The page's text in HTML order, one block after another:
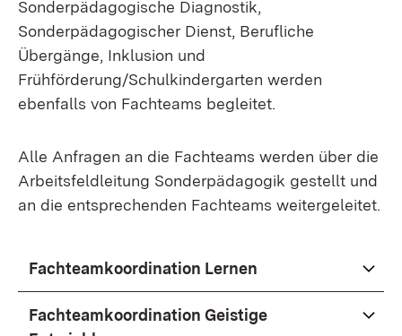
Sonderpädagogische Diagnostik,
Sonderpädagogischer Dienst, Berufliche
Übergänge, Inklusion und
Frühförderung/Schulkindergarten werden
ebenfalls von Fachteams begleitet.
Alle Anfragen an die Fachteams werden über die
Arbeitsfeldleitung Sonderpädagogik gestellt und
an die entsprechenden Fachteams weitergeleitet.
Fachteamkoordination Lernen
Fachteamkoordination Geistige